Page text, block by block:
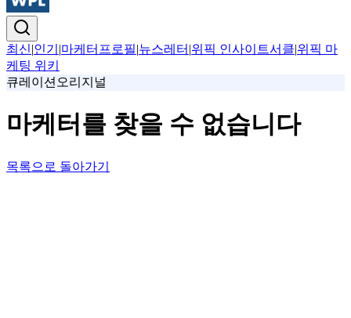
최신|인기 |마케터프로필|뉴스레터 |위픽 인사이트서클|위픽 마
케팅 위키
큐레이션 오리지널
마케터를 찾을 수 없습니다
목록으로 돌아가기